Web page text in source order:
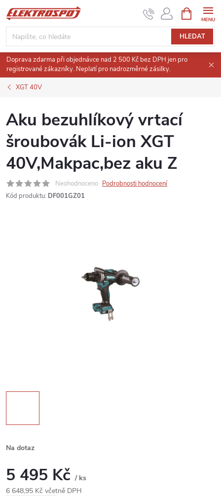
Přejít
na
obsah
HLEDAT
NÁKUPNÍ
KOŠÍK
Doprava zdarma při objednávce nad 2 500 Kč bez DPH jen pro
registrované zákazníky. Neplatí pro nadrozměrné zásilky.
XGT 40V
Aku bezuhlíkový vrtací
šroubovák Li-ion XGT
40V,Makpac,bez aku Z
Neohodnoceno Podrobnosti hodnocení
Kód produktu: DF001GZ01
Na dotaz
5 495 Kč / ks
6 648,95 Kč včetně DPH